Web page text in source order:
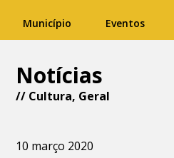
Município Eventos
Notícias
// Cultura, Geral
10 março 2020